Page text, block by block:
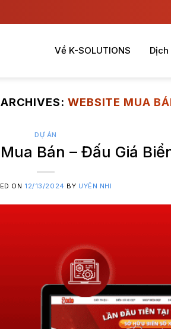
Về K-SOLUTIONS Dịch
WEBSITE MUA
DỰ ÁN
Bán – Đấu Giá
ON 12/13/2024 BY UYÊN NHI